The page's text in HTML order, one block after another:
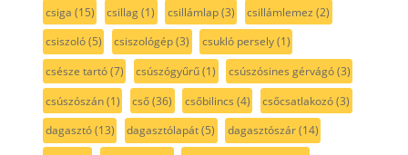
csiga (15) csillag(1) csillámlap(3) csillámlemez (2)
csiszoló(5) csiszológép(3) csukló persely(1)
csésze tartó(7) csúszógyűrű(1) csúszósines gérvágó(3)
csúszószán(1) cső(36) csőbilincs (4) csőcsatlakozó(3)
dagasztó(13) dagasztólapát(5) dagasztószár(14)